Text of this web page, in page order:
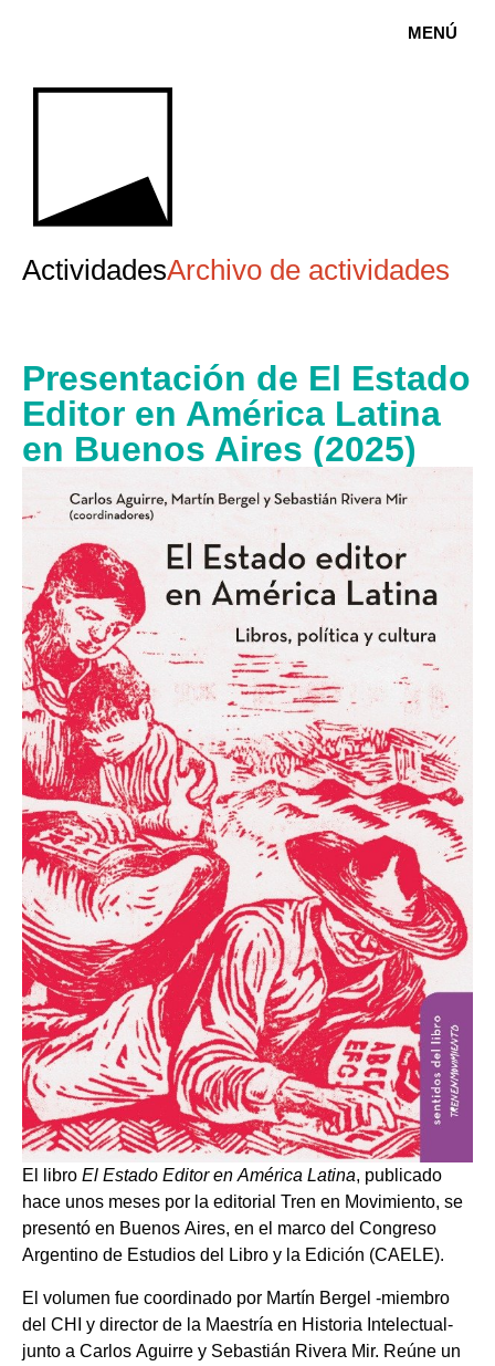
MENÚ
ActividadesArchivo de actividades
Presentación de El Estado
Editor en América Latina
en Buenos Aires (2025)
El libro El Estado Editor en América Latina, publicado
hace unos meses por la editorial Tren en Movimiento, se
presentó en Buenos Aires, en el marco del Congreso
Argentino de Estudios del Libro y la Edición (CAELE).
El volumen fue coordinado por Martín Bergel -miembro
del CHI y director de la Maestría en Historia Intelectual-
junto a Carlos Aguirre y Sebastián Rivera Mir. Reúne un